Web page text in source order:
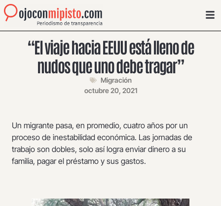
“El viaje hacia EEUU está lleno de
nudos que uno debe tragar”
Migración
octubre 20, 2021
Un migrante pasa, en promedio, cuatro años por un
proceso de inestabilidad económica. Las jornadas de
trabajo son dobles, solo así logra enviar dinero a su
familia, pagar el préstamo y sus gastos.